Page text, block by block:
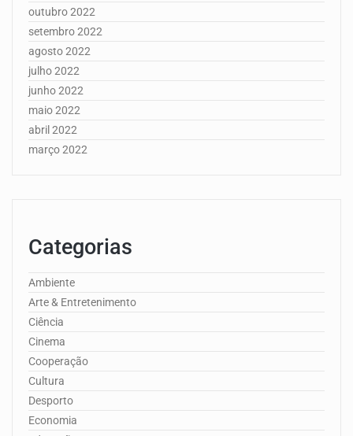
outubro 2022
setembro 2022
agosto 2022
julho 2022
junho 2022
maio 2022
abril 2022
março 2022
Categorias
Ambiente
Arte & Entretenimento
Ciência
Cinema
Cooperação
Cultura
Desporto
Economia